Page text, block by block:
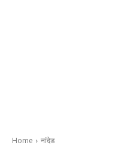
Home नांदेड